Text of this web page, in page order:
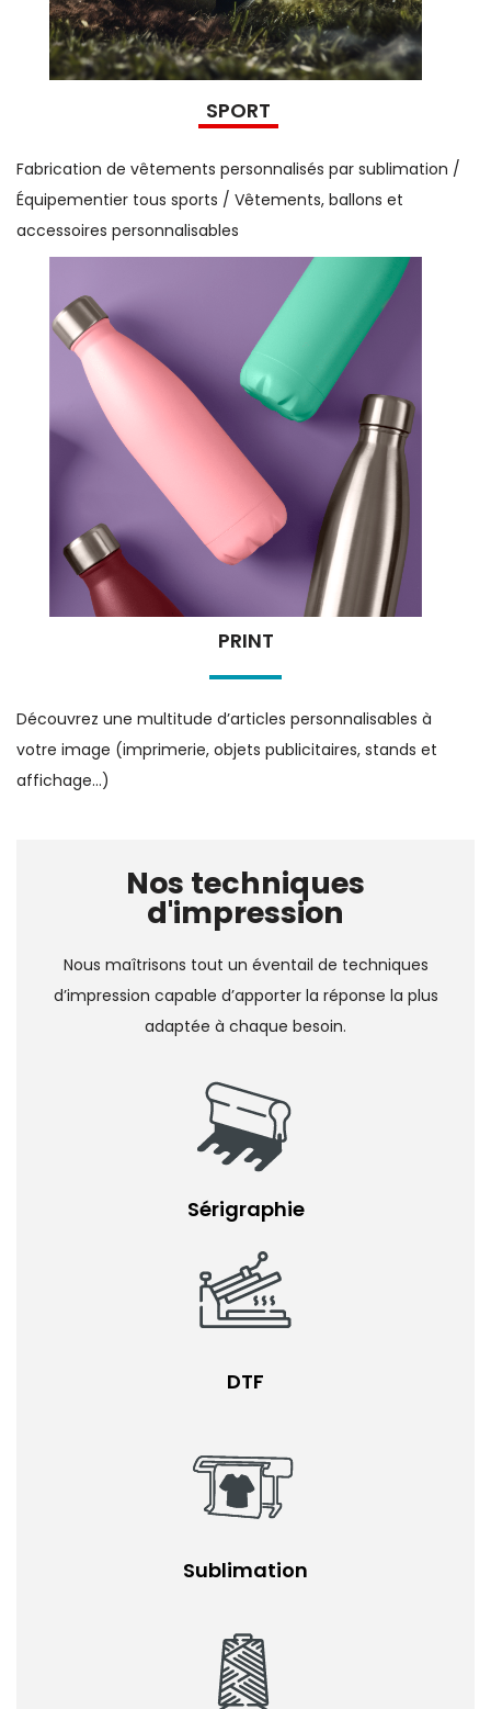
SPORT
Fabrication de vêtements personnalisés par sublimation /
Équipementier tous sports / Vêtements, ballons et
accessoires personnalisables
PRINT
Découvrez une multitude d’articles personnalisables à
votre image (imprimerie, objets publicitaires, stands et
affichage…)
Nos techniques
d'impression
Nous maîtrisons tout un éventail de techniques
d’impression capable d’apporter la réponse la plus
adaptée à chaque besoin.
Sérigraphie
DTF
Sublimation